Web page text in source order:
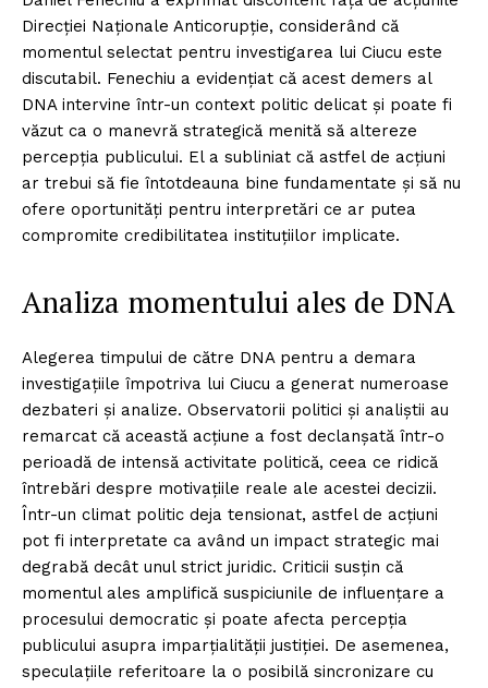
Direcției Naționale Anticorupție, considerând că
momentul selectat pentru investigarea lui Ciucu este
discutabil. Fenechiu a evidențiat că acest demers al
DNA intervine într-un context politic delicat și poate fi
văzut ca o manevră strategică menită să altereze
percepția publicului. El a subliniat că astfel de acțiuni
ar trebui să fie întotdeauna bine fundamentate și să nu
ofere oportunități pentru interpretări ce ar putea
compromite credibilitatea instituțiilor implicate.
Analiza momentului ales de DNA
Alegerea timpului de către DNA pentru a demara
investigațiile împotriva lui Ciucu a generat numeroase
dezbateri și analize. Observatorii politici și analiștii au
remarcat că această acțiune a fost declanșată într-o
perioadă de intensă activitate politică, ceea ce ridică
întrebări despre motivațiile reale ale acestei decizii.
Într-un climat politic deja tensionat, astfel de acțiuni
pot fi interpretate ca având un impact strategic mai
degrabă decât unul strict juridic. Criticii susțin că
momentul ales amplifică suspiciunile de influențare a
procesului democratic și poate afecta percepția
publicului asupra imparțialității justiției. De asemenea,
speculațiile referitoare la o posibilă sincronizare cu